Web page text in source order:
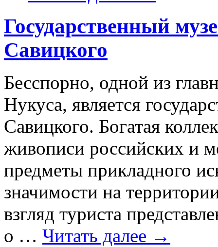
Государственный
Савицкого
Бесспорно, одной из
Нукуса, является
Савицкого. Богатая
живописи российских и
предметы прикладного
значимости на
взгляд туриста
о … Читать далее →